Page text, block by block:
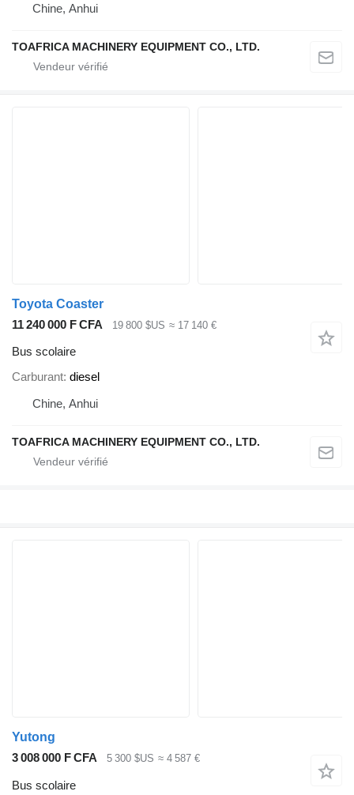
Chine, Anhui
TOAFRICA MACHINERY EQUIPMENT CO., LTD.
Toyota Coaster
11 240 000 F CFA
19 800 $US ≈ 17 140 €
Bus scolaire
Carburant diesel
Chine, Anhui
TOAFRICA MACHINERY EQUIPMENT CO., LTD.
Yutong
3 008 000 F CFA
5 300 $US ≈ 4 587 €
Bus scolaire